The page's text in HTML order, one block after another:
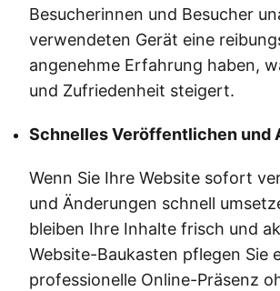
Besucherinnen und Besucher
verwendeten Gerät eine
angenehme Erfahrung haben,
und Zufriedenheit steigert.
Schnelles Veröffentlichen und
Wenn Sie Ihre Website sofort
und Änderungen schnell
bleiben Ihre Inhalte frisch und
Website-Baukasten pflegen Sie
professionelle Online-Präsenz